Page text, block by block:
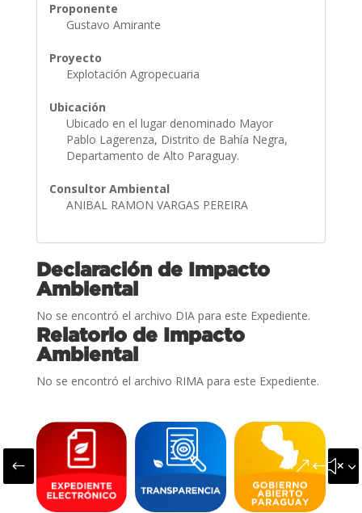
Proponente
Gustavo Amirante
Proyecto
Explotación Agropecuaria
Ubicación
Ubicado en el lugar denominado Mayor
Pablo Lagerenza, Distrito de Bahía Negra,
Departamento de Alto Paraguay.
Consultor Ambiental
ANIBAL RAMON VARGAS PEREIRA
Declaración de Impacto
Ambiental
No se encontró el archivo DIA para este Expediente.
Relatorio de Impacto
Ambiental
No se encontró el archivo RIMA para este Expediente.
#